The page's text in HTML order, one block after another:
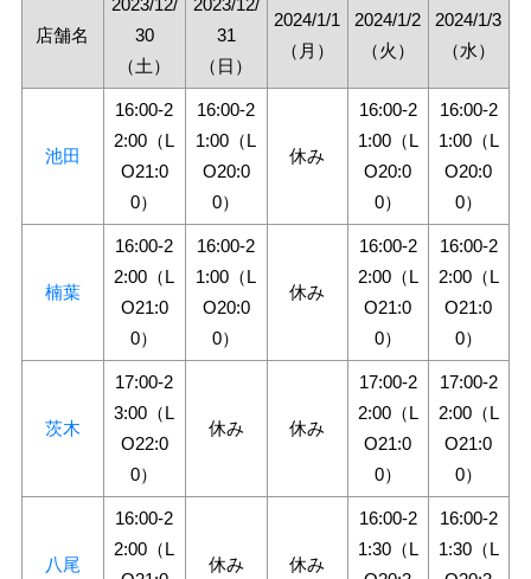
店舗名
2023/12/
30
（土）
2023/12/
31
（日）
2024/1/1
（月）
2024/1/2
（火）
2024/1/3
（水）
池田
16:00-2
2:00（L
O21:0
0）
16:00-2
1:00（L
O20:0
0）
休み
16:00-2
1:00（L
O20:0
0）
16:00-2
1:00（L
O20:0
0）
楠葉
16:00-2
2:00（L
O21:0
0）
16:00-2
1:00（L
O20:0
0）
休み
16:00-2
2:00（L
O21:0
0）
16:00-2
2:00（L
O21:0
0）
茨木
17:00-2
3:00（L
O22:0
0）
休み 休み
17:00-2
2:00（L
O21:0
0）
17:00-2
2:00（L
O21:0
0）
八尾
16:00-2
2:00（L
休み 休み
16:00-2
1:30（L
16:00-2
1:30（L